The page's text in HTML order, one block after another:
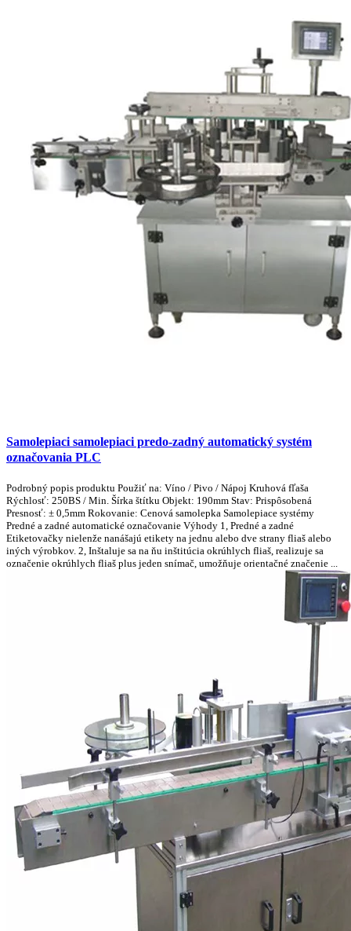
Samolepiaci samolepiaci predo-zadný automatický systém
označovania PLC
Podrobný popis produktu Použiť na: Víno / Pivo / Nápoj Kruhová fľaša
Rýchlosť: 250BS / Min. Šírka štítku Objekt: 190mm Stav: Prispôsobená
Presnosť: ± 0,5mm Rokovanie: Cenová samolepka Samolepiace systémy
Predné a zadné automatické označovanie Výhody 1, Predné a zadné
Etiketovačky nielenže nanášajú etikety na jednu alebo dve strany fliaš alebo
iných výrobkov. 2, Inštaluje sa na ňu inštitúcia okrúhlych fliaš, realizuje sa
označenie okrúhlych fliaš plus jeden snímač, umožňuje orientačné značenie ...